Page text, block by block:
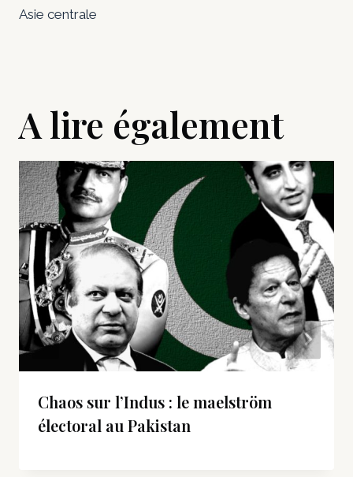
Asie centrale
A lire également
Chaos sur l’Indus : le maelström
électoral au Pakistan